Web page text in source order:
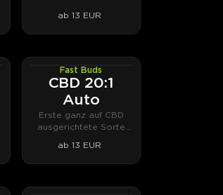
Spitzenpotenz.
ab 13 EUR
AUTOFEMFast Buds
CBD 20:1
Auto
Erste ganz auf CBD
ausgerichtete Sorte
ab 13 EUR